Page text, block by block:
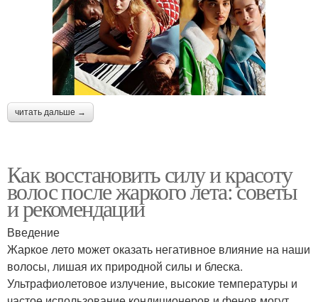
читать дальше →
Как восстановить силу и красоту
волос после жаркого лета: советы
и рекомендации
Введение
Жаркое лето может оказать негативное влияние на наши
волосы, лишая их природной силы и блеска.
Ультрафиолетовое излучение, высокие температуры и